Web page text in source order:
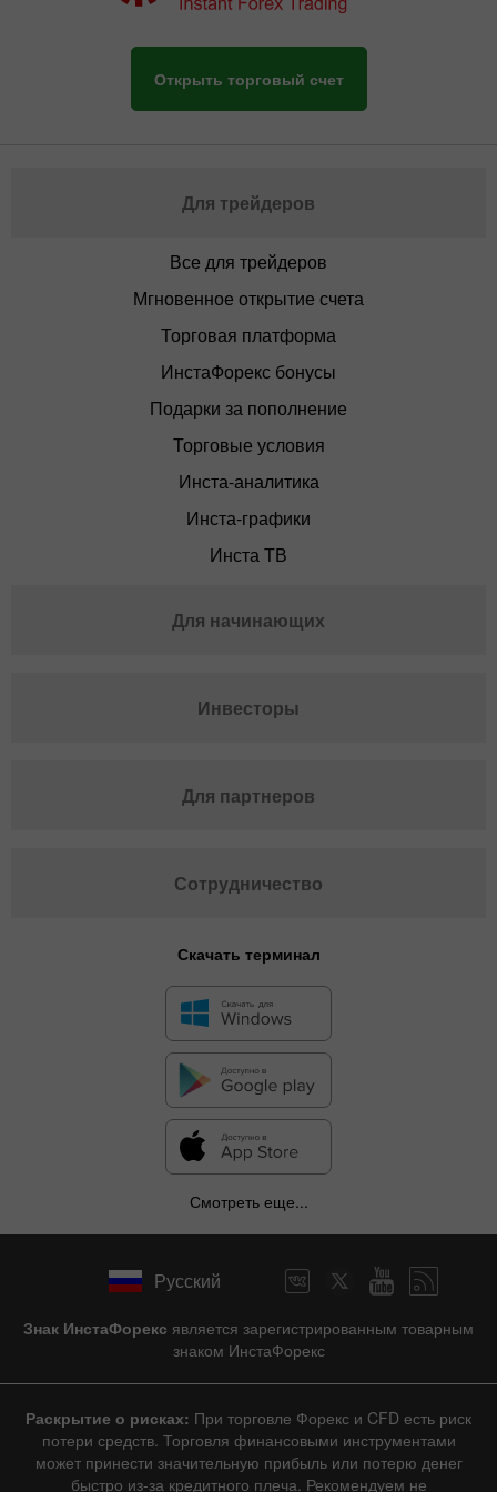
Открыть торговый счет
Для трейдеров
Все для трейдеров
Мгновенное открытие счета
Торговая платформа
ИнстаФорекс бонусы
Подарки за пополнение
Торговые условия
Инста-аналитика
Инста-графики
Инста ТВ
Для начинающих
Инвесторы
Для партнеров
Сотрудничество
Скачать терминал
Смотреть еще...
Русский
Знак ИнстаФорекс является зарегистрированным товарным
знаком ИнстаФорекс
Раскрытие о рисках: При торговле Форекс и CFD есть риск
потери средств. Торговля финансовыми инструментами
может принести значительную прибыль или потерю денег
быстро из-за кредитного плеча. Рекомендуем не